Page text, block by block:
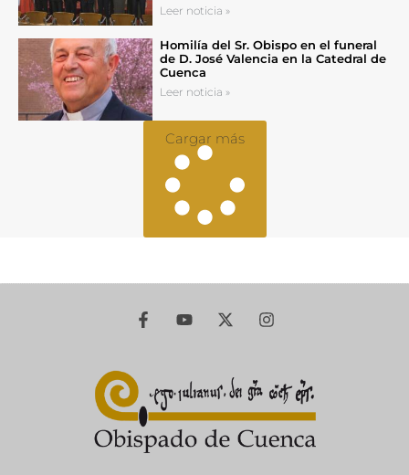
Leer noticia »
Homilía del Sr. Obispo en el funeral
de D. José Valencia en la Catedral de
Cuenca
Leer noticia »
Cargar más